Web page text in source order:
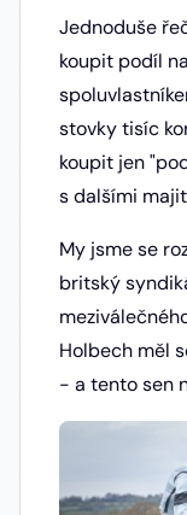
Jednoduše
koupit podíl
stovky tisíc
koupit jen
s dalšími
My jsme se
britský
Holbech měl
- a tento sen